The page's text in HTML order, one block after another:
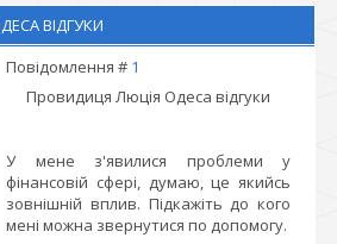
ВІДГУКИ
Повідомлення # 1
Провидиця Люція Одеса відгуки
У мене з'явилися проблеми у
фінансовій сфері, думаю, це якийсь
зовнішній вплив. Підкажіть до кого
мені можна звернутися по допомогу.